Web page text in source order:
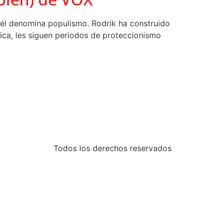
denomina populismo. Rodrik ha construido
les siguen periodos de proteccionismo
Todos los derechos reservados